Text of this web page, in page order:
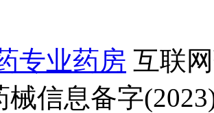
专业药房 互联
械信息备字